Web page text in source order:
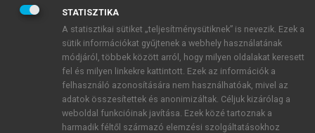
BELÉPÉS SAJÁT FIÓKKAL
ÚJ FIÓK LÉTREHOZÁSA
1 óra díjmentes hozzáférés
E-MAIL-CÍM
STATISZTIKA
A statisztikai sütiket „teljesítménysütiknek” is nevezik. Ezek a
sütik információkat gyűjtenek a webhely használatának
módjáról, többek között arról, hogy milyen oldalakat keresett
fel és milyen linkekre kattintott. Ezek az információk a
felhasználó azonosítására nem használhatóak, mivel az
adatok összesítettek és anonimizáltak. Céljuk kizárólag a
weboldal funkcióinak javítása. Ezek közé tartoznak a
harmadik féltől származó elemzési szolgáltatásokhoz